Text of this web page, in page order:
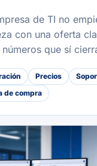
de TI no
con una oferta
que sí
Precios
de compra